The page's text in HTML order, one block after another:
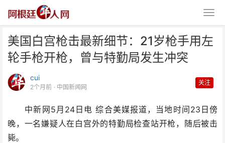
美国白宫枪击最新细节：21岁枪手用左
轮手枪开枪，曾与特勤局发生冲突
cui
2个月前 · 中国新闻网
关注
中新网5月24日电 综合美媒报道，当地时间23日傍
晚，一名嫌疑人在白宫外的特勤局检查站开枪，随后被击
毙。
美国白宫枪击最新细节：21岁枪
手用左轮手枪开枪，曾与